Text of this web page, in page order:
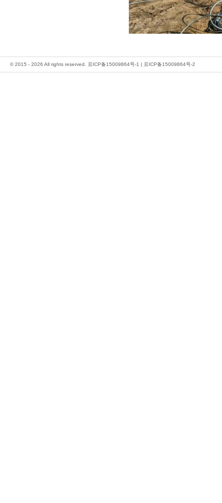
© 2015 - 2026 All rights reserved. 京ICP备15009864号-1 | 京ICP备15009864号-2